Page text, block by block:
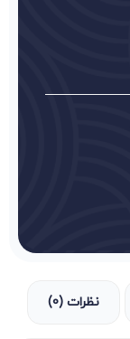
نظرات (0)